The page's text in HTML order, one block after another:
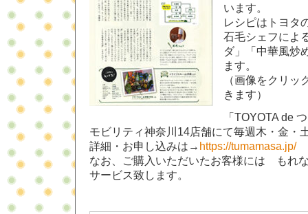
います。
レシピはトヨタ
石毛シェフによ
ダ」「中華風炒
ます。
（画像をクリッ
きます）
「TOYOTA de
モビリティ神奈川14店舗にて毎週木・金・
詳細・お申し込みは→ https://tumamasa.jp/
なお、ご購入いただいたお客様には もれ
サービス致します。